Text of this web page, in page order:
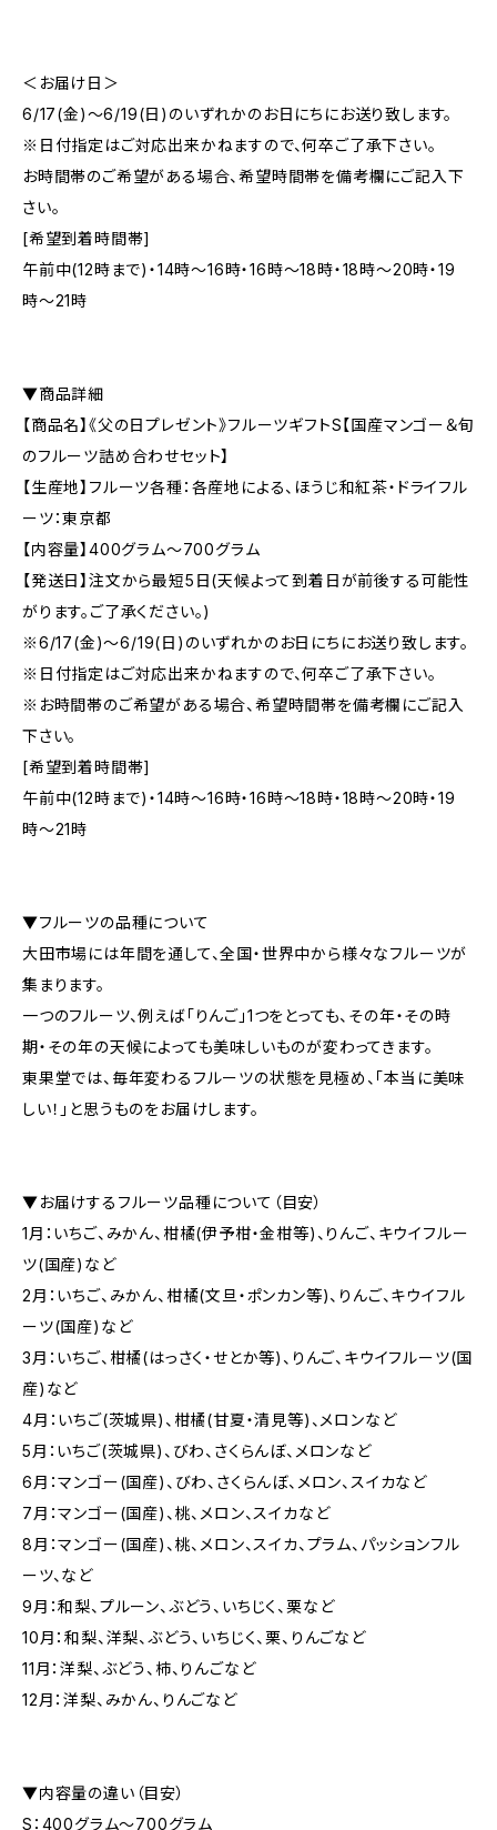
＜お届け日＞
6/17(金)〜6/19(日)のいずれかのお日にちにお送り致します。
※日付指定はご対応出来かねますので、何卒ご了承下さい。
お時間帯のご希望がある場合、希望時間帯を備考欄にご記入下
さい。
[希望到着時間帯]
午前中(12時まで)・14時〜16時・16時〜18時・18時〜20時・19
時〜21時
▼商品詳細
【商品名】《父の日プレゼント》フルーツギフトS【国産マンゴー＆旬
のフルーツ詰め合わせセット】
【生産地】フルーツ各種：各産地による、ほうじ和紅茶・ドライフル
ーツ：東京都
【内容量】400グラム〜700グラム
【発送日】注文から最短5日(天候よって到着日が前後する可能性
がります。ご了承ください。)
※6/17(金)〜6/19(日)のいずれかのお日にちにお送り致します。
※日付指定はご対応出来かねますので、何卒ご了承下さい。
※お時間帯のご希望がある場合、希望時間帯を備考欄にご記入
下さい。
[希望到着時間帯]
午前中(12時まで)・14時〜16時・16時〜18時・18時〜20時・19
時〜21時
▼フルーツの品種について
大田市場には年間を通して、全国・世界中から様々なフルーツが
集まります。
一つのフルーツ、例えば「りんご」1つをとっても、その年・その時
期・その年の天候によっても美味しいものが変わってきます。
東果堂では、毎年変わるフルーツの状態を見極め、「本当に美味
しい！」と思うものをお届けします。
▼お届けするフルーツ品種について（目安）
1月：いちご、みかん、柑橘(伊予柑・金柑等)、りんご、キウイフルー
ツ(国産)など
2月：いちご、みかん、柑橘(文旦・ポンカン等)、りんご、キウイフル
ーツ(国産)など
3月：いちご、柑橘(はっさく・せとか等)、りんご、キウイフルーツ(国
産)など
4月：いちご(茨城県)、柑橘(甘夏・清見等)、メロンなど
5月：いちご(茨城県)、びわ、さくらんぼ、メロンなど
6月：マンゴー(国産)、びわ、さくらんぼ、メロン、スイカなど
7月：マンゴー(国産)、桃、メロン、スイカなど
8月：マンゴー(国産)、桃、メロン、スイカ、プラム、パッションフル
ーツ、など
9月：和梨、プルーン、ぶどう、いちじく、栗など
10月：和梨、洋梨、ぶどう、いちじく、栗、りんごなど
11月：洋梨、ぶどう、柿、りんごなど
12月：洋梨、みかん、りんごなど
▼内容量の違い（目安）
S：400グラム〜700グラム